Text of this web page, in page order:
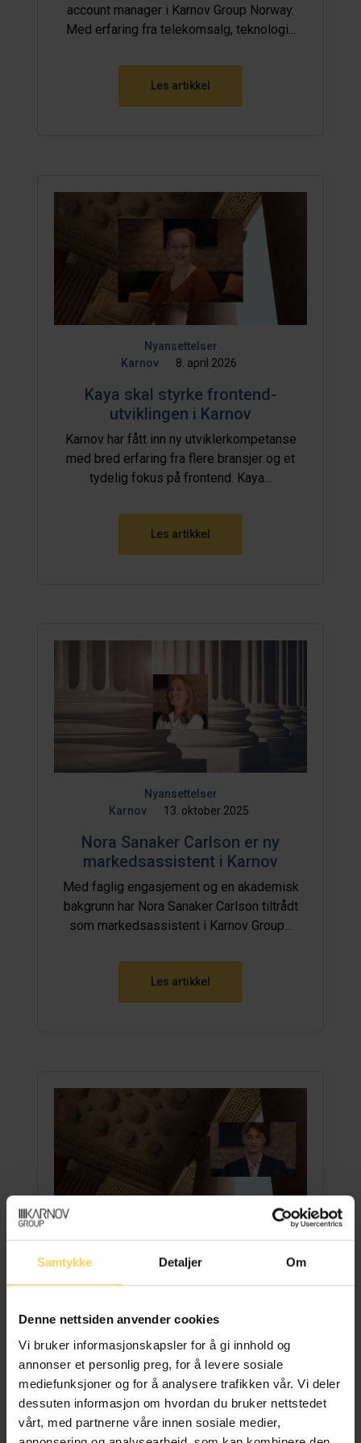
Samtykke Detaljer Om
Denne nettsiden anvender cookies
Vi bruker informasjonskapsler for å gi innhold og
annonser et personlig preg, for å levere sosiale
mediefunksjoner og for å analysere trafikken vår. Vi deler
dessuten informasjon om hvordan du bruker nettstedet
vårt, med partnerne våre innen sosiale medier,
account manager i Karnov Group Norway.
Med erfaring fra telekomsalg, teknologi...
Les artikkel
Nyansettelser
Karnov
8. april 2026
Kaya skal styrke frontend-
utviklingen i Karnov
Karnov har fått inn ny utviklerkompetanse
med bred erfaring fra flere bransjer og et
tydelig fokus på frontend. Kaya...
Les artikkel
Nyansettelser
Karnov
13. oktober 2025
Nora Sanaker Carlson er ny
markedsassistent i Karnov
Med faglig engasjement og en akademisk
bakgrunn har Nora Sanaker Carlson tiltrådt
som markedsassistent i Karnov Group...
Les artikkel
Nyansettelser
16. mai 2025
Albert Skogli Tellefsen er ny
ser Albert Skogli Tellefsen frem til å bidra i
Karnov. – Struktur og faglig...
Les artikkel